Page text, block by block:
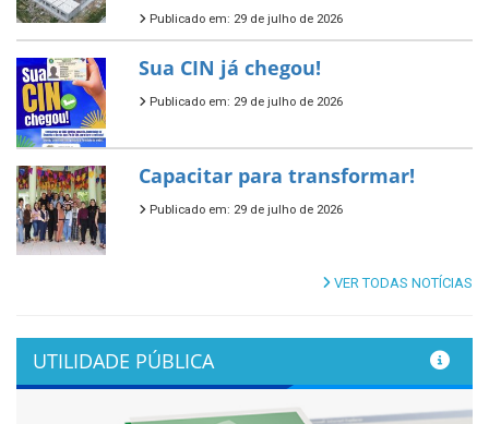
Publicado em: 29 de julho de 2026
Sua CIN já chegou!
Publicado em: 29 de julho de 2026
Capacitar para transformar!
Publicado em: 29 de julho de 2026
VER TODAS NOTÍCIAS
UTILIDADE PÚBLICA